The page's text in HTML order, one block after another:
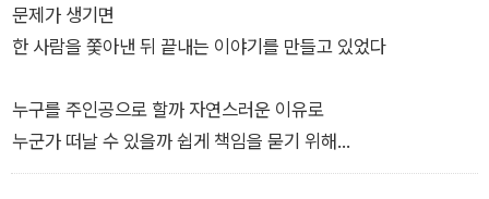
이것은 계획할 수 있으며 이것은 무너질 수 있다 정해진 완성을
향해 나는 맞추고 나는 쌓으면서
문제가 생기면
한 사람을 쫓아낸 뒤 끝내는 이야기를 만들고 있었다
누구를 주인공으로 할까 자연스러운 이유로
누군가 떠날 수 있을까 쉽게 책임을 묻기 위해